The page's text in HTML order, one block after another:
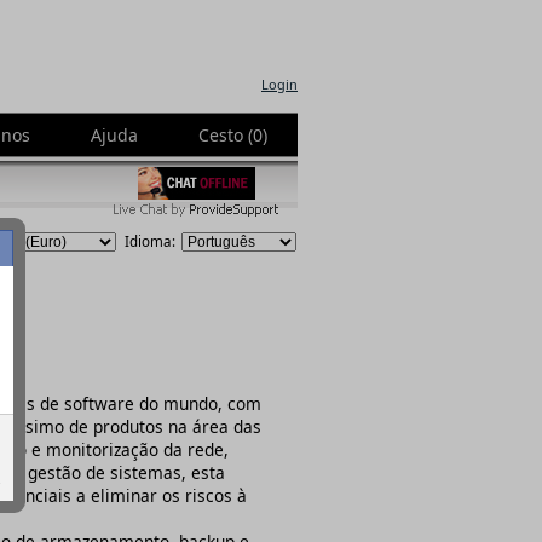
Login
Cesto (0)
Ajuda
Idioma:
de software do mundo, com
de produtos na área das
e monitorização da rede,
e gestão de sistemas, esta
a eliminar os riscos à